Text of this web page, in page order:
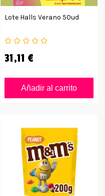
Lote Halls Verano 50ud
31,11 €
Añadir al carrito